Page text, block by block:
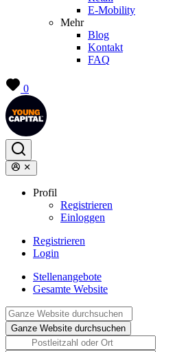
E-Mobility
Mehr
Blog
Kontakt
FAQ
0
Profil
Registrieren
Einloggen
Registrieren
Login
Stellenangebote
Gesamte Website